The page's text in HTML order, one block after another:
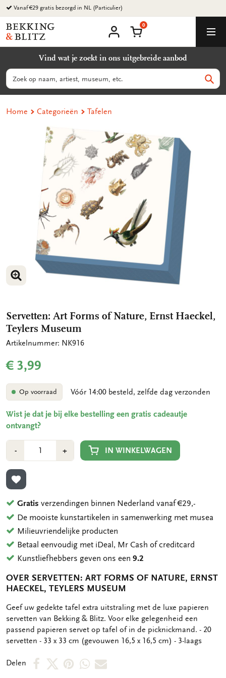
Ga
naar
content
Vanaf €29 gratis bezorgd in NL (Particulier)
Bekking
&
B.V.
account
Winkelmand
0
Vind wat je zoekt in ons uitgebreide aanbod
Zoeken
Home Categorieën Tafelen
VERGROOT AFBEELDING
Servetten: Art Forms of Nature, Ernst Haeckel,
Teylers Museum
Artikelnummer: NK916
€ 3,99
Op voorraad Vóór 14:00 besteld, zelfde dag verzonden
Wist je dat je bij elke bestelling een gratis cadeautje
ontvangt?
-Min
1
+Plus
1
IN WINKELWAGEN
TOEVOEGEN AAN VERLANGLIJST
Gratis verzendingen binnen Nederland vanaf €29,-
De mooiste kunstartikelen in samenwerking met musea
Milieuvriendelijke producten
Betaal eenvoudig met iDeal, Mr Cash of creditcard
Kunstliefhebbers geven ons een9.2
OVER SERVETTEN: ART FORMS OF NATURE, ERNST
HAECKEL, TEYLERS MUSEUM
OMSCHRIJVING
Geef uw gedekte tafel extra uitstraling met de luxe papieren
servetten van Bekking & Blitz. Voor elke gelegenheid een
passend papieren servet op tafel of in de picknickmand. - 20
servetten - 33 x 33 cm (gevouwen 16,5 x 16,5 cm) - 3-laags
Delen
DeelDeelDeelDeelDeel